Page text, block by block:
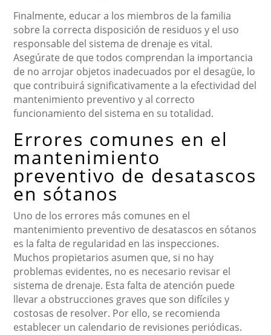
Finalmente, educar a los miembros de la familia
sobre la correcta disposición de residuos y el uso
responsable del sistema de drenaje es vital.
Asegúrate de que todos comprendan la importancia
de no arrojar objetos inadecuados por el desagüe, lo
que contribuirá significativamente a la efectividad del
mantenimiento preventivo y al correcto
funcionamiento del sistema en su totalidad.
Errores comunes en el
mantenimiento
preventivo de desatascos
en sótanos
Uno de los errores más comunes en el
mantenimiento preventivo de desatascos en sótanos
es la falta de regularidad en las inspecciones.
Muchos propietarios asumen que, si no hay
problemas evidentes, no es necesario revisar el
sistema de drenaje. Esta falta de atención puede
llevar a obstrucciones graves que son difíciles y
costosas de resolver. Por ello, se recomienda
establecer un calendario de revisiones periódicas.